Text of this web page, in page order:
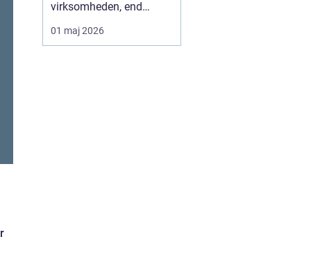
virksomheden, end
mange tænker over.
Lyset bliver skarpere,
01 maj 2026